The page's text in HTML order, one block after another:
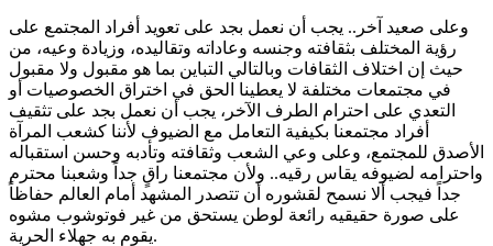
وعلى صعيد آخر.. يجب أن نعمل بجد على تعويد أفراد المجتمع على
رؤية المختلف بثقافته وجنسه وعاداته وتقاليده، وزيادة وعيه، من
حيث إن اختلاف الثقافات وبالتالي التباين بما هو مقبول ولا مقبول
في مجتمعات مختلفة لا يعطينا الحق في اختراق الخصوصيات أو
التعدي على احترام الطرف الآخر، يجب أن نعمل بجد على تثقيف
أفراد مجتمعنا بكيفية التعامل مع الضيوف لأننا كشعب المرآة
الأصدق للمجتمع، وعلى وعي الشعب وثقافته وتأدبه وحسن استقباله
واحترامه لضيوفه يقاس رقيه.. ولأن مجتمعنا راقٍ جداً وشعبنا محترم
جداً فيجب ألا نسمح لقشوره أن تتصدر المشهد أمام العالم حفاظاً
على صورة حقيقيه رائعة لوطن يستحق من غير فوتوشوب مشوه
يقوم به جهلاء الحرية.